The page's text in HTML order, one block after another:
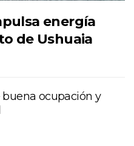
energía
de Ushuaia
buena ocupación y